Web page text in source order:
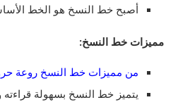
أصبح خط النسخ هو الخط
مميزات خط النسخ:
من مميزات خط النسخ روعة
يتميز خط النسخ بسهولة